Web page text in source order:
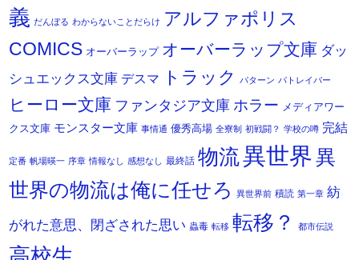
義 だんぼる わからないことだらけ アルファポリス
COMICS オーバーラップ オーバーラップ文庫 ダッ
シュエックス文庫 デスマ トラック パターン パトレイバー
ヒーロー文庫 ファンタジア文庫 ホラー メディアワー
クス文庫 モンスター文庫 事情通 優秀高場 全寮制 初戦闘？ 学校の噂 完結
定番 帆場暎一 序章 情報なし 感想なし 最終話 物流異世界異
世界の物流は俺に任せろ
異世界前 積読 第一章 紡
がれた意思、閉ざされた思い 蟲毒 転移 転移？ 都市伝説